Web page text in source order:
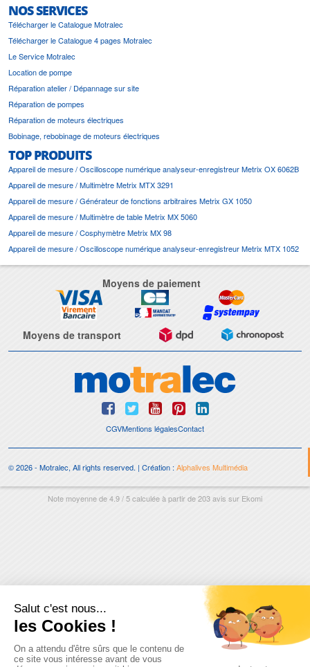
NOS SERVICES
Télécharger le Catalogue Motralec
Télécharger le Catalogue 4 pages Motralec
Le Service Motralec
Location de pompe
Réparation atelier / Dépannage sur site
Réparation de pompes
Réparation de moteurs électriques
Bobinage, rebobinage de moteurs électriques
TOP PRODUITS
Appareil de mesure / Oscilloscope numérique analyseur-enregistreur Metrix OX 6062B
Appareil de mesure / Multimètre Metrix MTX 3291
Appareil de mesure / Générateur de fonctions arbitraires Metrix GX 1050
Appareil de mesure / Multimètre de table Metrix MX 5060
Appareil de mesure / Cosphymètre Metrix MX 98
Appareil de mesure / Oscilloscope numérique analyseur-enregistreur Metrix MTX 1052
Moyens de paiement
Moyens de transport
CGVMentions légalesContact
© 2026 - Motralec, All rights reserved. | Création :Alphalives Multimédia
Note moyenne de4.9/5calculée à partir de203avis sur Ekomi